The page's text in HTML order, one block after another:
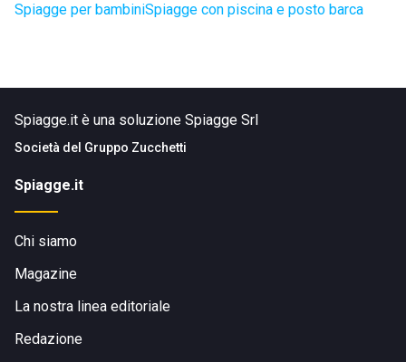
Spiagge per bambiniSpiagge con piscina e posto barca
Spiagge.it è una soluzione Spiagge Srl
Società del Gruppo Zucchetti
Spiagge.it
Chi siamo
Magazine
La nostra linea editoriale
Redazione